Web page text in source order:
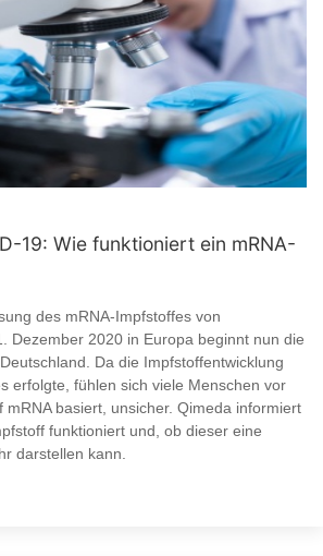
19: Wie funktioniert ein mRNA-
des mRNA-Impfstoffes von
Dezember 2020 in Europa beginnt nun die
Da die Impfstoffentwicklung
erfolgte, fühlen sich viele Menschen vor
basiert, unsicher. Qimeda informiert
funktioniert und, ob dieser eine
darstellen kann.